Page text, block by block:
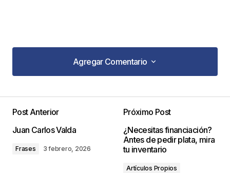
Agregar Comentario
Agregar Comentario
publicada. Los campos obligatorios están
Post Anterior
Juan Carlos Valda
Frases 3 febrero, 2026
Próximo Post
¿Necesitas financiación?
Antes de pedir plata, mira
tu inventario
Artículos Propios